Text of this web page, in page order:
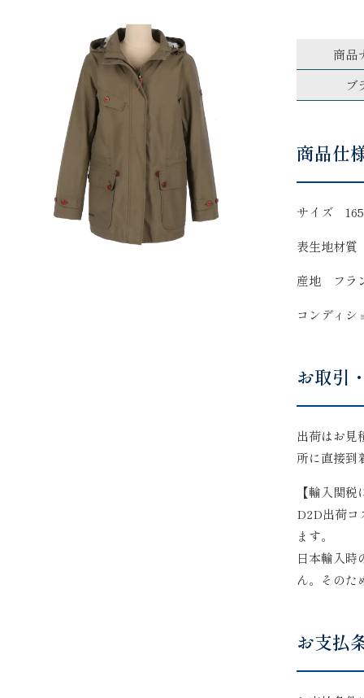
商品
ブ
商品仕
サイズ
表生地材
産地 フラ
コンディ
お取引
出荷はお見
所に直接到
【輸入関
D2D出荷コ
ます。
日本輸入時
ん。そのた
お支払